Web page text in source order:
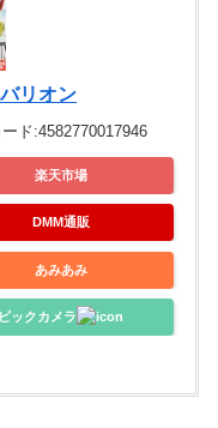
リオン
ド:4582770017946
楽天市場
DMM通販
あみあみ
ビックカメラ